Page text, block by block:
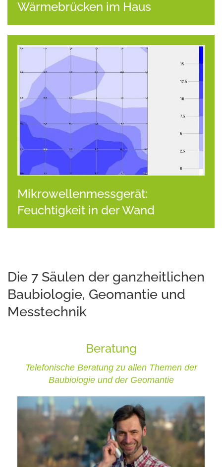
Wärmebrücken im Haus
Mikrowellenmessgerät:
Feuchtigkeit in der Wand
Die 7 Säulen der ganzheitlichen
Baubiologie, Geomantie und
Messtechnik
Beratung
Telefonische Beratung zu allen Themen der
Baubiologie und der Geomantie